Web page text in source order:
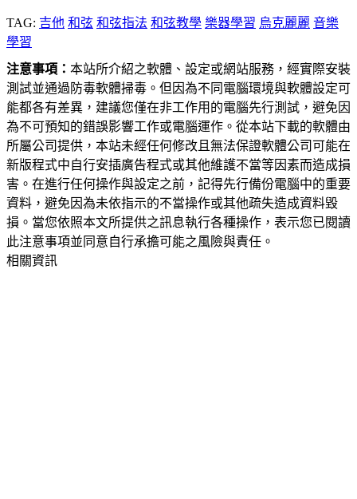
TAG: 吉他 和弦 和弦指法 和弦教學 樂器學習 烏克麗麗 音樂
學習
注意事項： 本站所介紹之軟體、設定或網站服務，經實際安裝
測試並通過防毒軟體掃毒。但因為不同電腦環境與軟體設定可
能都各有差異，建議您僅在非工作用的電腦先行測試，避免因
為不可預知的錯誤影響工作或電腦運作。從本站下載的軟體由
所屬公司提供，本站未經任何修改且無法保證軟體公司可能在
新版程式中自行安插廣告程式或其他維護不當等因素而造成損
害。在進行任何操作與設定之前，記得先行備份電腦中的重要
資料，避免因為未依指示的不當操作或其他疏失造成資料毀
損。當您依照本文所提供之訊息執行各種操作，表示您已閱讀
此注意事項並同意自行承擔可能之風險與責任。
相關資訊